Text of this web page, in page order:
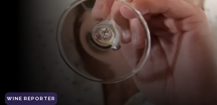
WINE REPORTER